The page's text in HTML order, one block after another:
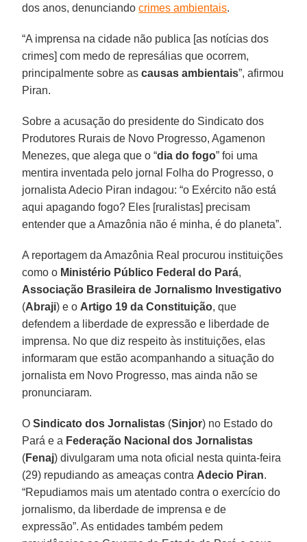
dos anos, denunciandocrimes ambientais.
“A imprensa na cidade não publica [as notícias dos
crimes] com medo de represálias que ocorrem,
principalmente sobre ascausas ambientais”, afirmou
Piran.
Sobre a acusação do presidente do Sindicato dos
Produtores Rurais de Novo Progresso, Agamenon
Menezes, que alega que o “dia do fogo” foi uma
mentira inventada pelo jornal Folha do Progresso, o
jornalista Adecio Piran indagou: “o Exército não está
aqui apagando fogo? Eles [ruralistas] precisam
entender que a Amazônia não é minha, é do planeta”.
A reportagem da Amazônia Real procurou instituições
como o Ministério Público Federal do Pará,
Associação Brasileira de Jornalismo Investigativo
(Abraji) e o Artigo 19 da Constituição, que
defendem a liberdade de expressão e liberdade de
imprensa. No que diz respeito às instituições, elas
informaram que estão acompanhando a situação do
jornalista em Novo Progresso, mas ainda não se
pronunciaram.
OSindicato dos Jornalistas (Sinjor) no Estado do
Pará e a Federação Nacional dos Jornalistas
(Fenaj) divulgaram uma nota oficial nesta quinta-feira
(29) repudiando as ameaças contra Adecio Piran.
“Repudiamos mais um atentado contra o exercício do
jornalismo, da liberdade de imprensa e de
expressão”. As entidades também pedem